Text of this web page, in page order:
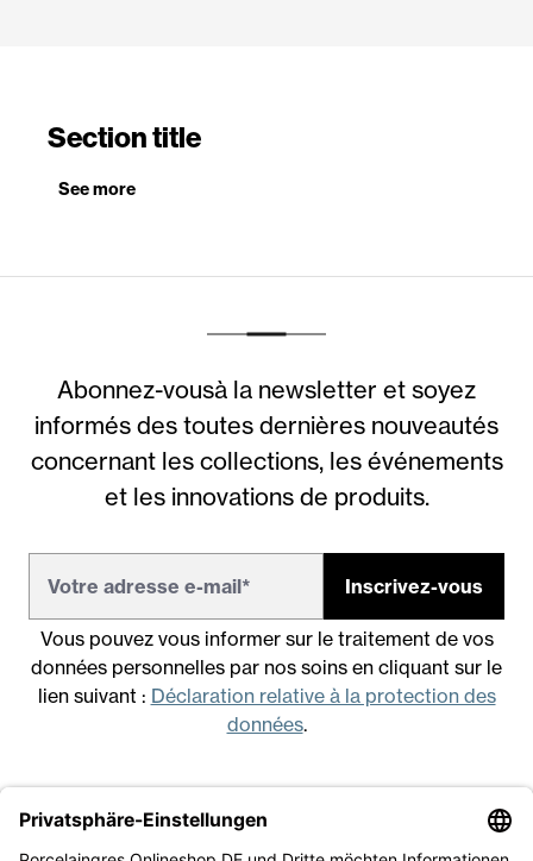
Section title
See more
Abonnez-vousà la newsletter et soyez
informés des toutes dernières nouveautés
concernant les collections, les événements
et les innovations de produits.
Inscrivez-vous
Vous pouvez vous informer sur le traitement de vos
données personnelles par nos soins en cliquant sur le
lien suivant : Déclaration relative à la protection des
données.